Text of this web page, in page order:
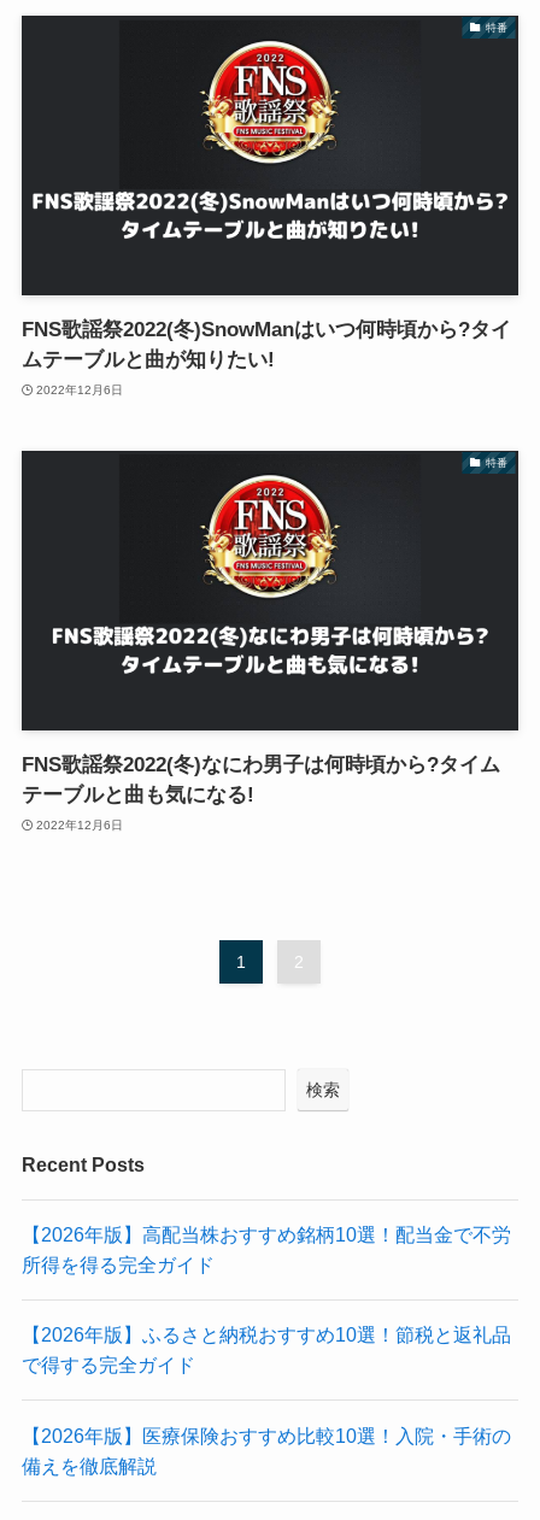
特番
FNS歌謡祭2022(冬)SnowManはいつ何時頃から?タイ
ムテーブルと曲が知りたい!
2022年12月6日
特番
FNS歌謡祭2022(冬)なにわ男子は何時頃から?タイム
テーブルと曲も気になる!
2022年12月6日
1 2
検索
Recent Posts
【2026年版】高配当株おすすめ銘柄10選！配当金で不労
所得を得る完全ガイド
【2026年版】ふるさと納税おすすめ10選！節税と返礼品
で得する完全ガイド
【2026年版】医療保険おすすめ比較10選！入院・手術の
備えを徹底解説